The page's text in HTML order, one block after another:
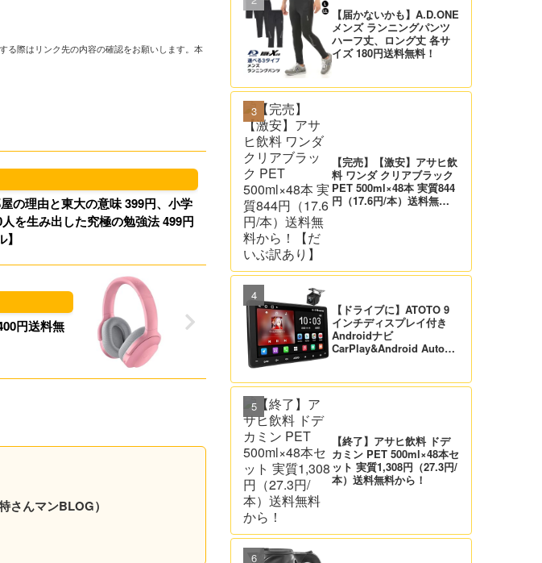
る際はリンク先の内容の確認をお願いします。本
の理由と東大の意味 399円、小学
を生み出した究極の勉強法 499円
円送料無
さんマンBLOG）
【届かないかも】A.D.ONE
メンズ ランニングパンツ
ハーフ丈、ロング丈 各サ
イズ 180円送料無料！
【完売】【激安】アサヒ飲
料 ワンダ クリアブラック
PET 500ml×48本 実質844
円（17.6円/本）送料無料
【ドライブに】ATOTO 9
インチディスプレイ付き
Androidナビ
CarPlay&Android Auto対
【終了】アサヒ飲料 ドデ
カミン PET 500ml×48本セ
ット 実質1,308円（27.3円/
本）送料無料から！